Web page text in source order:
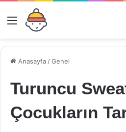
Menü
Anasayfa /Genel
Turuncu
Çocukların